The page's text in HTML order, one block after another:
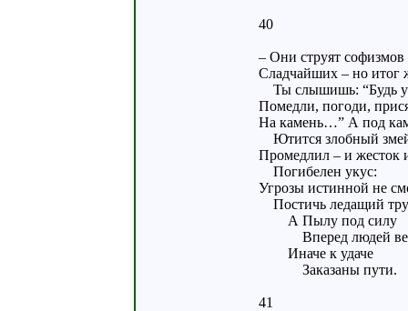
40
– Они струят софизмов
Сладчайших – но итог
Ты слышишь: “Будь
Помедли, погоди,
На камень…” А под
Ютится злобный
Промедлил – и жесток
Погибелен укус:
Угрозы истинной не
Постичь ледащий
А Пылу под силу
Вперед людей
Иначе к удаче
Заказаны пути.
41